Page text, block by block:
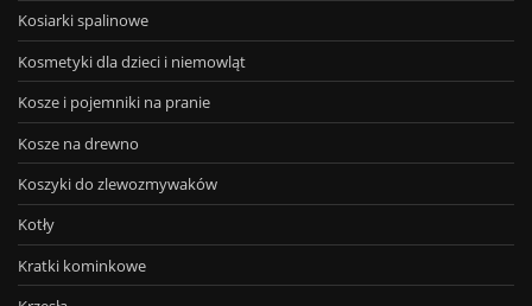
Kosiarki spalinowe
Kosmetyki dla dzieci i niemowląt
Kosze i pojemniki na pranie
Kosze na drewno
Koszyki do zlewozmywaków
Kotły
Kratki kominkowe